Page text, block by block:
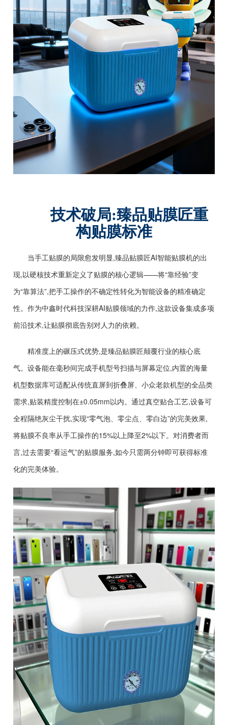
技术破局:臻品贴膜匠重
构贴膜标准
当手工贴膜的局限愈发明显,臻品贴膜匠AI智能贴膜机的出
现,以硬核技术重新定义了贴膜的核心逻辑——将“靠经验”变
为“靠算法”,把手工操作的不确定性转化为智能设备的精准确定
性。作为中鑫时代科技深耕AI贴膜领域的力作,这款设备集成多项
前沿技术,让贴膜彻底告别对人力的依赖。
精准度上的碾压式优势,是臻品贴膜匠颠覆行业的核心底
气。设备能在毫秒间完成手机型号扫描与屏幕定位,内置的海量
机型数据库可适配从传统直屏到折叠屏、小众老款机型的全品类
需求,贴装精度控制在±0.05mm以内。通过真空贴合工艺,设备可
全程隔绝灰尘干扰,实现“零气泡、零尘点、零白边”的完美效果,
将贴膜不良率从手工操作的15%以上降至2%以下。对消费者而
言,过去需要“看运气”的贴膜服务,如今只需两分钟即可获得标准
化的完美体验。